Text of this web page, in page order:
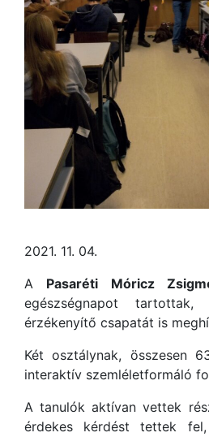
2021. 11. 04.
A Pasaréti Móricz
egészségnapot
érzékenyítő csapatát is
Két osztálynak, összesen
interaktív szemléletformáló
A tanulók aktívan vettek
érdekes kérdést tettek